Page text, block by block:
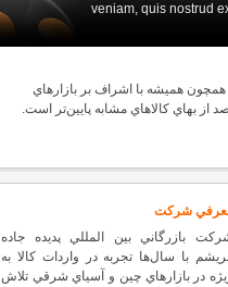
veniam, quis nostrud
همچون هميشه با اشراف بر بازارهاي
از بهاي كالاهاي مشابه پايين‌تر است.
شركت
بازرگاني بين المللي پديده جاده
با سال‌ها تجربه در واردات كالا به
در بازارهاي چين و آسياي شرقي تلاش